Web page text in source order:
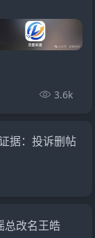
3.6k
据：投诉删帖
总改名王皓